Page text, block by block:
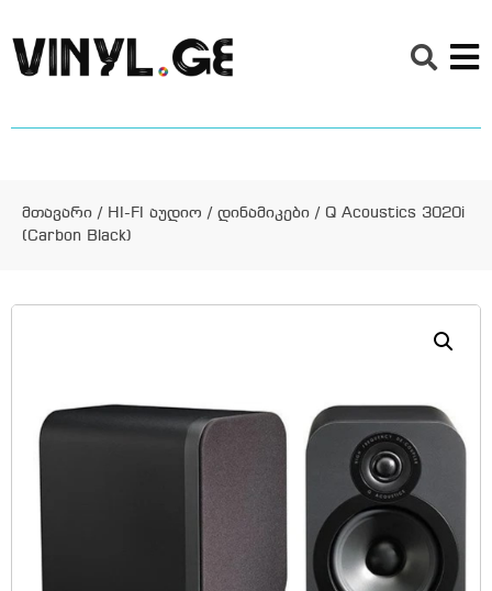
მთავარი / HI-FI აუდიო / დინამიკები / Q Acoustics 3020i
(Carbon Black)